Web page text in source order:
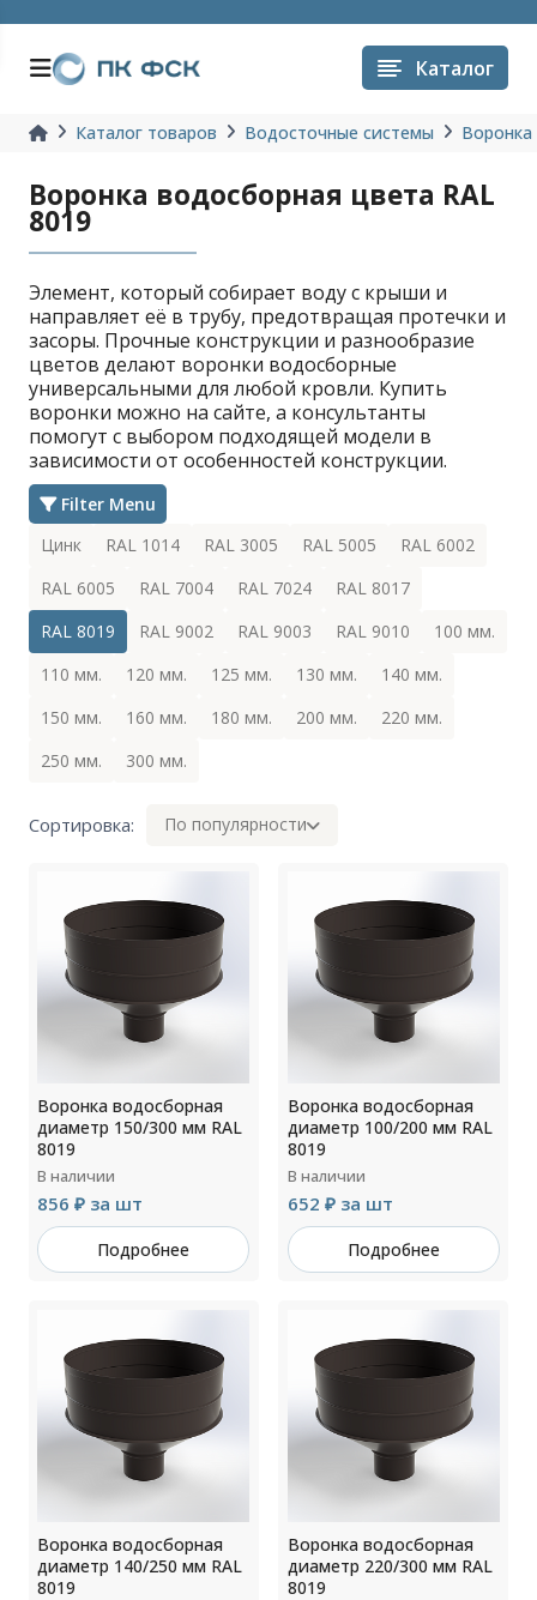
Каталог
Каталог товаров Водосточные системы
Воронка водосборная цвета RAL
8019
Элемент, который собирает воду с крыши и
направляет её в трубу, предотвращая протечки и
засоры. Прочные конструкции и разнообразие
цветов делают воронки водосборные
универсальными для любой кровли. Купить
воронки можно на сайте, а консультанты
помогут с выбором подходящей модели в
зависимости от особенностей конструкции.
Filter Menu
Цинк
RAL 1014 RAL 3005 RAL 5005
RAL 6002
RAL 6005
RAL 7004 RAL 7024
RAL 8017
RAL 8019
RAL 9002 RAL 9003 RAL 9010
100 мм.
110 мм.
120 мм. 125 мм. 130 мм.
140 мм.
150 мм.
160 мм. 180 мм. 200 мм.
220 мм.
250 мм.
300 мм.
Сортировка: По популярности
Воронка водосборная
диаметр 150/300 мм RAL
8019
В наличии
856 ₽ за шт
Подробнее
Воронка водосборная
диаметр 100/200 мм RAL
8019
В наличии
652 ₽ за шт
Подробнее
Воронка водосборная
диаметр 140/250 мм RAL
8019
Воронка водосборная
диаметр 220/300 мм RAL
8019